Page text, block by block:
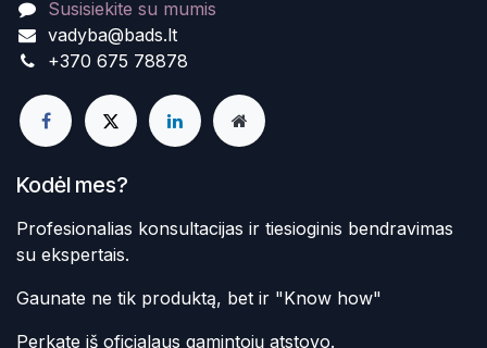
Susisiekite su mumis
vadyba@bads.lt
+370 675 78878
Kodėl mes?
Profesionalias konsultacijas ir tiesioginis bendravimas
su ekspertais.
Gaunate ne tik produktą, bet ir "Know how"
Perkate iš oficialaus gamintojų atstovo.